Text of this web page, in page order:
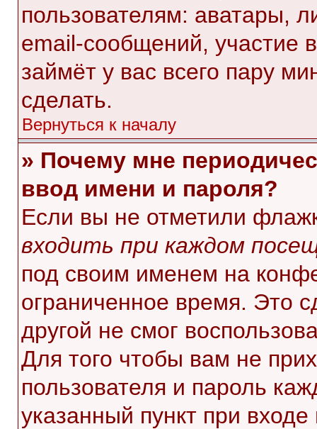
пользователям: аватары,
email-сообщений, участие
займёт у вас всего пару
сделать.
Вернуться к началу
» Почему мне
ввод имени и пароля?
Если вы не отметили
входить при каждом
под своим именем на
ограниченное время. Это
другой не смог
Для того чтобы вам не
пользователя и пароль
указанный пункт при